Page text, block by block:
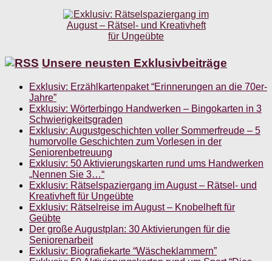
Unsere neusten Exklusivbeiträge
Exklusiv: Erzählkartenpaket “Erinnerungen an die 70er-
Jahre”
Exklusiv: Wörterbingo Handwerken – Bingokarten in 3
Schwierigkeitsgraden
Exklusiv: Augustgeschichten voller Sommerfreude – 5
humorvolle Geschichten zum Vorlesen in der
Seniorenbetreuung
Exklusiv: 50 Aktivierungskarten rund ums Handwerken
„Nennen Sie 3…“
Exklusiv: Rätselspaziergang im August – Rätsel- und
Kreativheft für Ungeübte
Exklusiv: Rätselreise im August – Knobelheft für
Geübte
Der große Augustplan: 30 Aktivierungen für die
Seniorenarbeit
Exklusiv: Biografiekarte “Wäscheklammern”